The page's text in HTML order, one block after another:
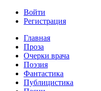
Войти
Регистрация
Главная
Проза
Очерки врача
Поэзия
Фантастика
Публицистика